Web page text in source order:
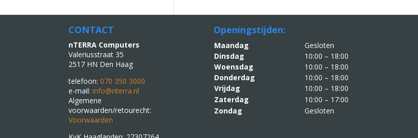
CONTACT
nTERRA Computers
Valeriusstraat 35
2517 HN Den Haag
telefoon:070 350 3000
e-mail:info@nterra.nl
Algemene
voorwaarden/retourecht:
Voorwaarden
Openingstijden:
Maandag
Gesloten
Dinsdag
10:00 – 18:00
Woensdag
10:00 – 18:00
Donderdag
10:00 – 18:00
Vrijdag
10:00 – 18:00
Zaterdag
10:00 – 17:00
Zondag
Gesloten